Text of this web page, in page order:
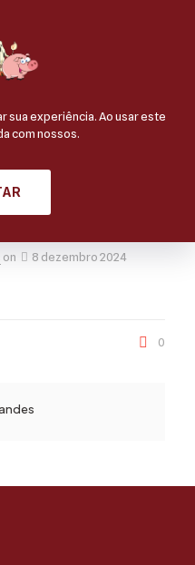
Grill c/
on 8 dezembro 2024
0
sua experiência. Ao usar este
com nossos.